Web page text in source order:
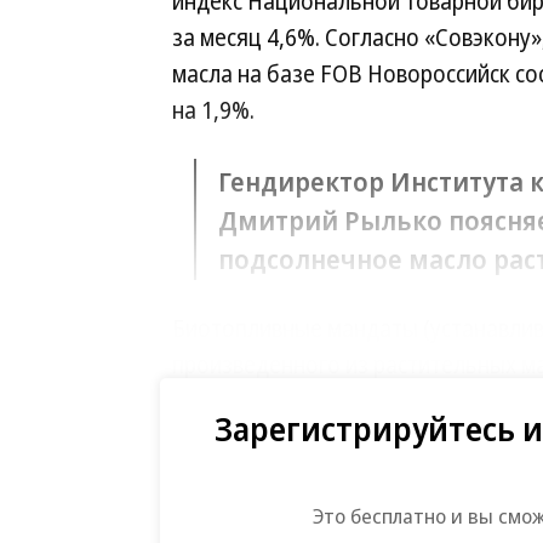
за месяц 4,6%. Согласно
масла на базе FOB Новороссийск
на 1,9%.
Гендиректор
Дмитрий Рылько
подсолнечное масло
поясняет он. Это, по словам
панике на рынке. Директор
пальмового масла из Индонезии
Зарегистрируйтесь
Это бесплатно и вы